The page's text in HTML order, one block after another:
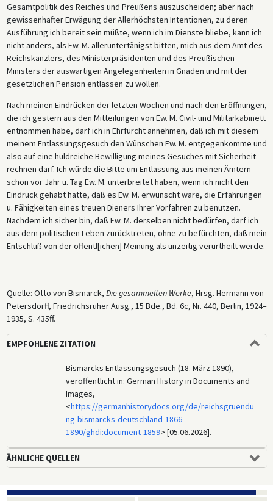
Gesamtpolitik des Reiches und Preußens auszuscheiden; aber nach
gewissenhafter Erwägung der Allerhöchsten Intentionen, zu deren
Ausführung ich bereit sein müßte, wenn ich im Dienste bliebe, kann ich
nicht anders, als Ew. M. alleruntertänigst bitten, mich aus dem Amt des
Reichskanzlers, des Ministerpräsidenten und des Preußischen
Ministers der auswärtigen Angelegenheiten in Gnaden und mit der
gesetzlichen Pension entlassen zu wollen.
Nach meinen Eindrücken der letzten Wochen und nach den Eröffnungen,
die ich gestern aus den Mitteilungen von Ew. M. Civil- und Militärkabinett
entnommen habe, darf ich in Ehrfurcht annehmen, daß ich mit diesem
meinem Entlassungsgesuch den Wünschen Ew. M. entgegenkomme und
also auf eine huldreiche Bewilligung meines Gesuches mit Sicherheit
rechnen darf. Ich würde die Bitte um Entlassung aus meinen Ämtern
schon vor Jahr u. Tag Ew. M. unterbreitet haben, wenn ich nicht den
Eindruck gehabt hätte, daß es Ew. M. erwünscht wäre, die Erfahrungen
u. Fähigkeiten eines treuen Dieners Ihrer Vorfahren zu benutzen.
Nachdem ich sicher bin, daß Ew. M. derselben nicht bedürfen, darf ich
aus dem politischen Leben zurücktreten, ohne zu befürchten, daß mein
Entschluß von der öffentl[ichen] Meinung als unzeitig verurtheilt werde.
Quelle: Otto von Bismarck, Die gesammelten Werke, Hrsg. Hermann von
Petersdorff, Friedrichsruher Ausg., 15 Bde., Bd. 6c, Nr. 440, Berlin, 1924–
1935, S. 435ff.
EMPFOHLENE ZITATION
Bismarcks Entlassungsgesuch (18. März 1890),
veröffentlicht in: German History in Documents and
Images,
<https://germanhistorydocs.org/de/reichsgruendu
ng-bismarcks-deutschland-1866-
1890/ghdi:document-1859> [05.06.2026].
ÄHNLICHE QUELLEN